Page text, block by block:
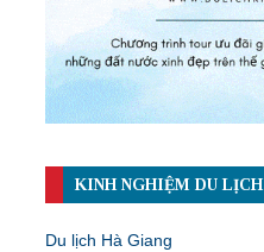
KINH NGHIỆM DU LỊCH
Du lịch Hà Giang